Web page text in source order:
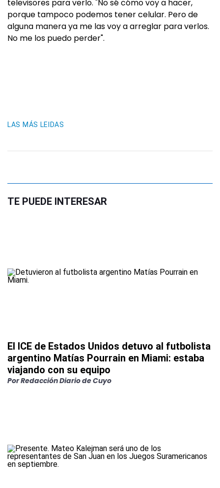
televisores para verlo. "No sé cómo voy a hacer,
porque tampoco podemos tener celular. Pero de
alguna manera ya me las voy a arreglar para verlos.
No me los puedo perder".
LAS MÁS LEIDAS
TE PUEDE INTERESAR
El ICE de Estados Unidos detuvo al futbolista
argentino Matías Pourrain en Miami: estaba
viajando con su equipo
PorRedacción Diario de Cuyo